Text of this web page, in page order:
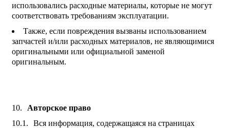
использовались расходные материалы, которые не могут
соответствовать требованиям эксплуатации.
Также, если повреждения вызваны использованием
запчастей и/или расходных материалов, не являющимися
оригинальными или официальной заменой
оригинальным.
Авторское право
Вся информация, содержащаяся на страницах